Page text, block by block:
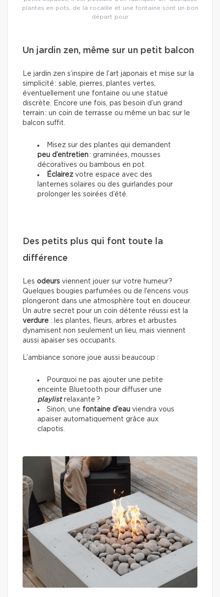
plantes en pots, de la rocaille et une fontaine sont un bon
départ pour
Un jardin zen, même sur un petit balcon
Le jardin zen s’inspire de l’art japonais et mise sur la
simplicité : sable, pierres, plantes vertes,
éventuellement une fontaine ou une statue
discrète. Encore une fois, pas besoin d’un grand
terrain : un coin de terrasse ou même un bac sur le
balcon suffit.
Misez sur des plantes qui demandent
peu d’entretien: graminées, mousses
décoratives ou bambous en pot.
Éclairez votre espace avec des
lanternes solaires ou des guirlandes pour
prolonger les soirées d’été.
Des petits plus qui font toute la
différence
Les odeurs viennent jouer sur votre humeur?
Quelques bougies parfumées ou de l’encens vous
plongeront dans une atmosphère tout en douceur.
Un autre secret pour un coin détente réussi est la
verdure : les plantes, fleurs, arbres et arbustes
dynamisent non seulement un lieu, mais viennent
aussi apaiser ses occupants.
L’ambiance sonore joue aussi beaucoup :
Pourquoi ne pas ajouter une petite
enceinte Bluetooth pour diffuser une
playlistrelaxante ?
Sinon, une fontaine d’eau viendra vous
apaiser automatiquement grâce aux
clapotis.